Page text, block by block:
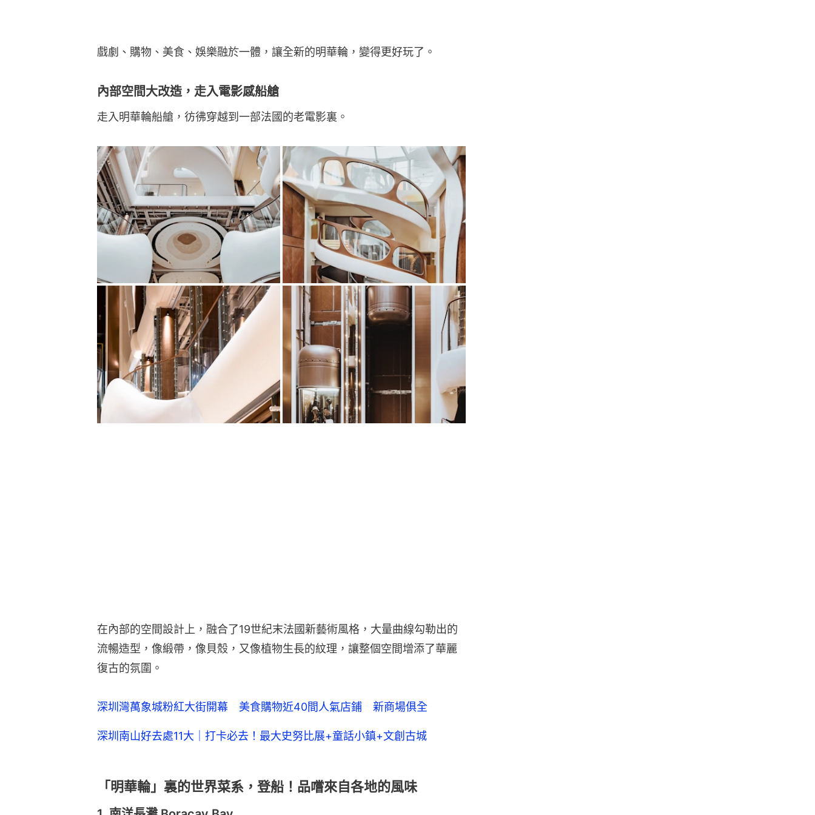
戲劇、購物、美食、娛樂融於一體，讓全新的明華輪，變得更好玩了。
內部空間大改造，走入電影感船艙
走入明華輪船艙，彷彿穿越到一部法國的老電影裏。
在內部的空間設計上，融合了19世紀末法國新藝術風格，大量曲線勾勒出的
流暢造型，像緞帶，像貝殼，又像植物生長的紋理，讓整個空間增添了華麗
復古的氛圍。
深圳灣萬象城粉紅大街開幕 美食購物近40間人氣店鋪 新商場俱全
深圳南山好去處11大｜打卡必去！最大史努比展+童話小鎮+文創古城
「明華輪」裏的世界菜系，登船！品嚐來自各地的風味